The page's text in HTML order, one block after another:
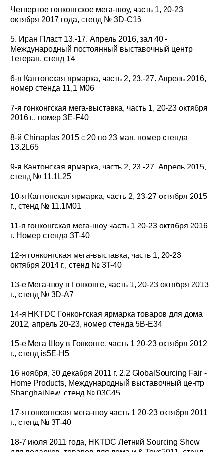
Четвертое гонконгское мега-шоу, часть 1, 20-23
октября 2017 года, стенд № 3D-C16
5. Иран Пласт 13.-17. Апрель 2016, зал 40 -
Международный постоянный выставочный центр
Тегеран, стенд 14
6-я Кантонская ярмарка, часть 2, 23.-27. Апрель 2016,
номер стенда 11,1 M06
7-я гонконгская мега-выставка, часть 1, 20-23 октября
2016 г., номер 3E-F40
8-й Chinaplas 2015 с 20 по 23 мая, номер стенда
13.2L65
9-я Кантонская ярмарка, часть 2, 23.-27. Апрель 2015,
стенд № 11.1L25
10-я Кантонская ярмарка, часть 2, 23-27 октября 2015
г., стенд № 11.1M01
11-я гонконгская мега-шоу часть 1 20-23 октября 2016
г. Номер стенда 3T-40
12-я гонконгская мега-выставка, часть 1, 20-23
октября 2014 г., стенд № 3T-40
13-е Мега-шоу в Гонконге, часть 1, 20-23 октября 2013
г., стенд № 3D-A7
14-я HKTDC Гонконгская ярмарка товаров для дома
2012, апрель 20-23, номер стенда 5B-E34
15-е Мега Шоу в Гонконге, часть 1 20-23 октября 2012
г., стенд is5E-H5
16 ноября, 30 декабря 2011 г. 2.2 GlobalSourcing Fair -
Home Products, Международный выставочный центр
ShanghaiNew, стенд № 03C45.
17-я гонконгская мега-шоу часть 1 20-23 октября 2011
г., стенд № 3T-40
18-7 июля 2011 года, HKTDC Летний Sourcing Show